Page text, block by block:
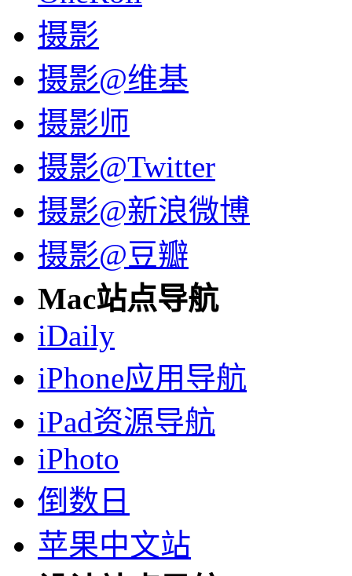
摄影
摄影@维基
摄影师
摄影@Twitter
摄影@新浪微博
摄影@豆瓣
Mac站点导航
iDaily
iPhone应用导航
iPad资源导航
iPhoto
倒数日
苹果中文站